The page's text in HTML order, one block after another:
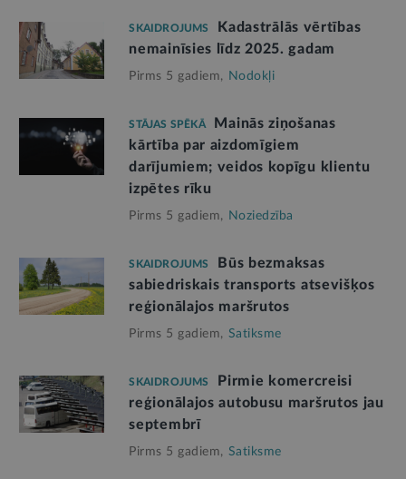
SKAIDROJUMS
Kadastrālās vērtības
nemainīsies līdz 2025. gadam
Pirms 5 gadiem, Nodokļi
STĀJAS SPĒKĀ
Mainās ziņošanas
kārtība par aizdomīgiem
darījumiem; veidos kopīgu klientu
izpētes rīku
Pirms 5 gadiem, Noziedzība
SKAIDROJUMS
Būs bezmaksas
sabiedriskais transports atsevišķos
reģionālajos maršrutos
Pirms 5 gadiem, Satiksme
SKAIDROJUMS
Pirmie komercreisi
reģionālajos autobusu maršrutos jau
septembrī
Pirms 5 gadiem, Satiksme